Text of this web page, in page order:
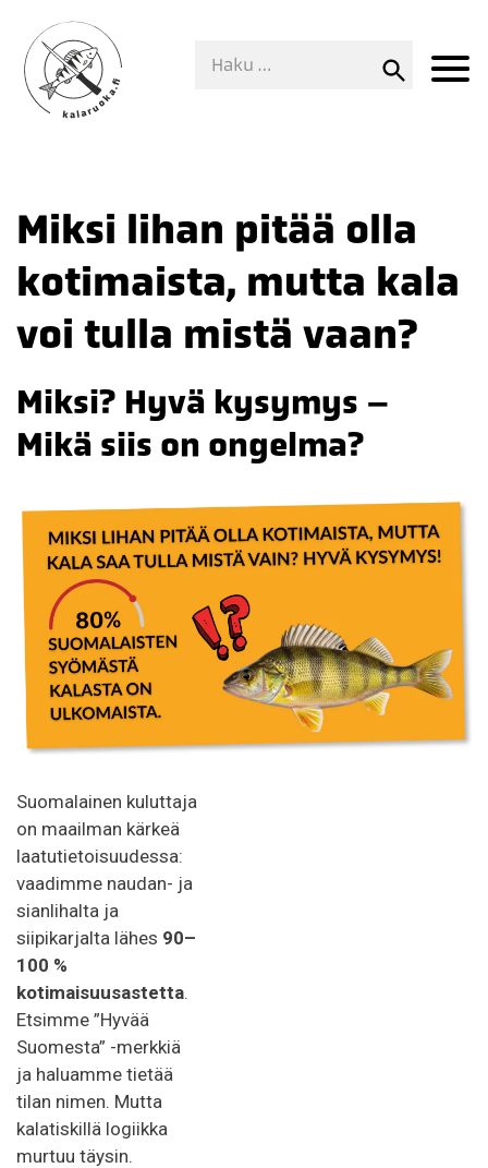
Miksi lihan pitää olla
kotimaista, mutta kala
voi tulla mistä vaan?
Miksi? Hyvä kysymys –
Mikä siis on ongelma?
Suomalainen kuluttaja
on maailman kärkeä
laatutietoisuudessa:
vaadimme naudan- ja
sianlihalta ja
siipikarjalta lähes 90–
100 %
kotimaisuusastetta.
Etsimme ”Hyvää
Suomesta” -merkkiä
ja haluamme tietää
tilan nimen. Mutta
kalatiskillä logiikka
murtuu täysin.